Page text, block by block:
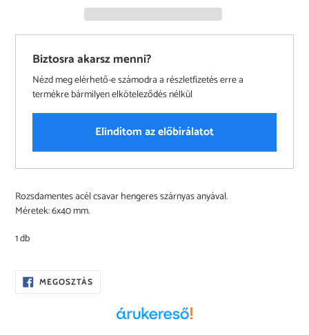
Biztosra akarsz menni?
Nézd meg elérhető-e számodra a részletfizetés erre a
termékre bármilyen elköteleződés nélkül
Elindítom az előbírálatot
termék
felvéve
kosárba
Rozsdamentes acél csavar hengeres szárnyas anyával.
Méretek: 6x40 mm.
1 db
MEGOSZTÁSOSZD